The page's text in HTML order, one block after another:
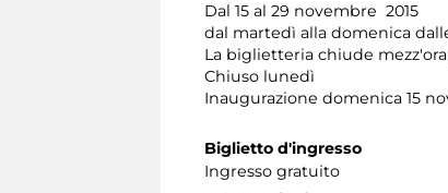
Dal 15 al 29 novembre 2015
dal martedì alla domenica
La biglietteria chiude
Chiuso lunedì
Inaugurazione domenica 15
Biglietto d'ingresso
Ingresso gratuito